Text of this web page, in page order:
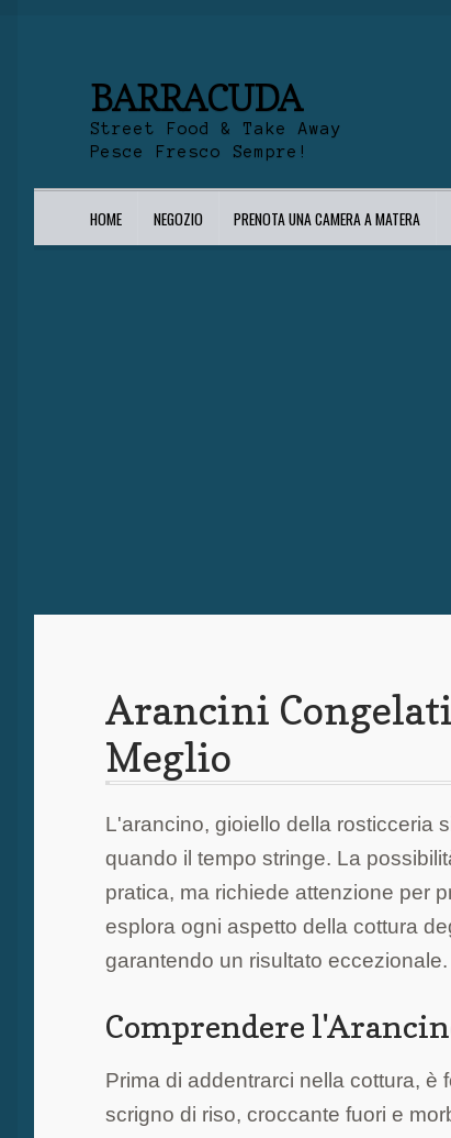
BARRACUDA
Street Food & Take Away
Pesce Fresco Sempre!
HOME NEGOZIO PRENOTA UNA CAMERA A MATERA
Arancini
Meglio
L'arancino, gioiello della rosticceria
quando il tempo stringe. La
pratica, ma richiede attenzione per
esplora ogni aspetto della cottura
garantendo un risultato eccezionale.
Comprendere
Prima di addentrarci nella cottura,
scrigno di riso, croccante fuori e